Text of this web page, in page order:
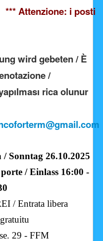
i posti
wird gebeten / È
/
rica olunur
/ Sonntag 26.10.2025
/ Einlass 16:00 -
/ Entrata libera
29 - FFM